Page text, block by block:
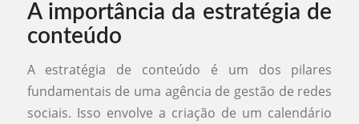
A importância da estratégia de
conteúdo
A estratégia de conteúdo é um dos pilares
fundamentais de uma agência de gestão de redes
sociais. Isso envolve a criação de um calendário